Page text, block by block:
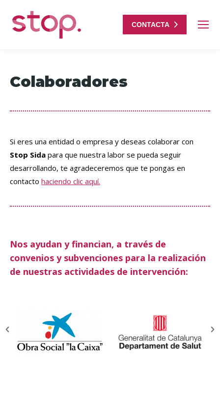
CONTACTA
Colaboradores
Si eres una entidad o empresa y deseas colaborar con
Stop Sida para que nuestra labor se pueda seguir
desarrollando, te agradeceremos que te pongas en
contacto haciendo clic aquí.
Nos ayudan y financian, a través de
convenios y subvenciones para la realización
de nuestras actividades de intervención: